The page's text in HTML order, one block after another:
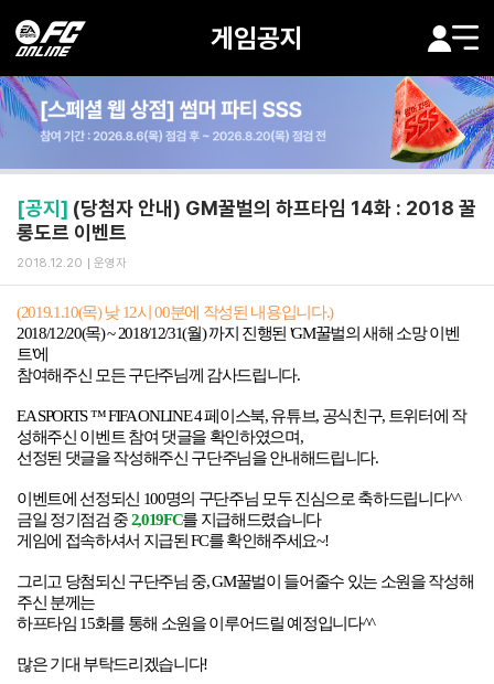
게임공지
[공지] (당첨자 안내) GM꿀벌의 하프타임 14화 : 2018 꿀
롱도르 이벤트
2018.12.20 운영자
(2019.1.10(목) 낮12시 00분에 작성된 내용입니다.)
2018/12/20(목) ~ 2018/12/31(월) 까지 진행된 'GM꿀벌의 새해 소망 이벤
트'에
참여해주신 모든 구단주님께 감사드립니다.
EA SPORTS ™ FIFA ONLINE 4페이스북,유튜브, 공식친구, 트위터에 작
성해주신 이벤트 참여 댓글을 확인하였으며,
선정된 댓글을 작성해주신 구단주님을 안내해드립니다.
이벤트에 선정되신 100명의 구단주님 모두 진심으로 축하드립니다^^
금일 정기점검 중2,019FC를 지급해드렸습니다
게임에 접속하셔서 지급된 FC를 확인해주세요~!
그리고 당첨되신 구단주님 중,GM꿀벌이 들어줄수 있는 소원을 작성해
주신 분께는
하프타임 15화를 통해 소원을 이루어드릴 예정입니다^^
많은 기대 부탁드리겠습니다!